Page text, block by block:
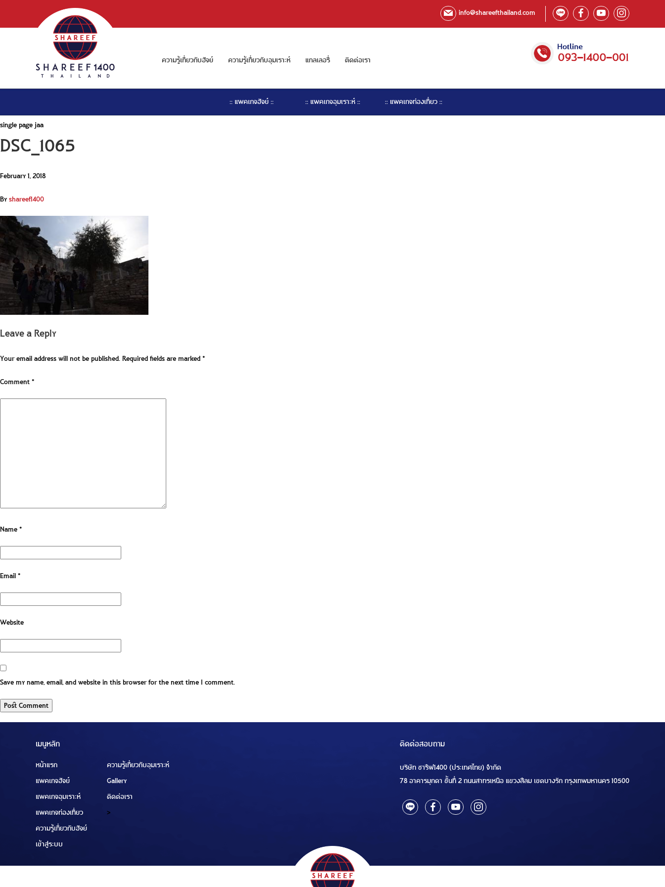
info@shareefthailand.com
ความรู้เกี่ยวกับฮัจย์ ความรู้เกี่ยวกับอุมเราะห์ แกลเลอรี่ ติดต่อเรา
:: แพคเกจฮัจย์ :: :: แพคเกจอุมเราะห์ :: :: แพคเกจท่องเที่ยว ::
single page jaa
DSC_1065
February 1, 2018
Byshareef1400
Leave a Reply
Your email address will not be published.Required fields are marked*
Comment*
Name*
Email*
Website
Save my name, email, and website in this browser for the next time I comment.
เมนูหลัก
หน้าแรก
แพคเกจฮัจย์
แพคเกจอุมเราะห์
แพคเกจท่องเที่ยว
ความรู้เกี่ยวกับฮัจย์
เข้าสู่ระบบ
ความรู้เกี่ยวกับอุมเราะห์
Gallery
ติดต่อเรา
>
ติดต่อสอบถาม
บริษัท ชารีฟ1400 (ประเทศไทย) จำกัด
78 อาคารมุกดา ชั้นที่ 2 ถนนสาทรเหนือ แขวงสีลม เขตบางรัก กรุงเทพมหานคร 10500